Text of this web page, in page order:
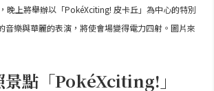
晚上將舉辦以「PokéXciting! 皮卡丘」為中心的特別
音樂與華麗的表演，將使會場變得電力四射。圖片來
景點「PokéXciting!」